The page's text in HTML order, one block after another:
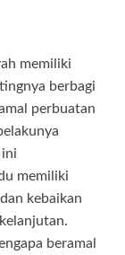
memiliki
berbagi
perbuatan
memiliki
kebaikan
beramal